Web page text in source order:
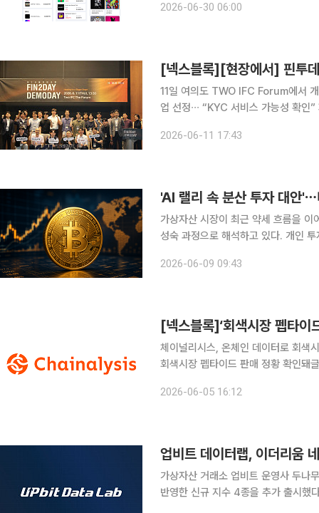
영하고 있어 그 배경에 관심이 쏠린
2026-06-30 06:00
11일 여의도 TWO IFC Forum에서
업 선정∙∙∙ “KYC 서비스 가능성 확인” 제2서울핀테크랩 입주∙멤버십 기업 대상 공개 IR 행사
유망 핀테크 스타트업의 성장을 지원하
2026-06-11 17:43
'AI 랠리 속 분산 투자 대안
가상자산 시장이 최근 약세 흐름을
성숙 과정으로 해석하고 있다. 개인
2026-06-09 09:43
[넥스블록]‘회색시장 펩타이
체이널리시스, 온체인 데이터로 회색
회색시장 펩타이드 판매 정황 확인돼
해 과거 펜타닐 및 암페타민 전구체를
2026-06-05 16:12
업비트 데이터랩, 이더리움
가상자산 거래소 업비트 운영사 두나
반영한 신규 지수 4종을 추가 출시했